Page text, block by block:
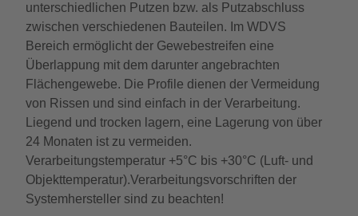
unterschiedlichen Putzen bzw. als Putzabschluss
zwischen verschiedenen Bauteilen. Im WDVS
Bereich ermöglicht der Gewebestreifen eine
Überlappung mit dem darunter angebrachten
Flächengewebe. Die Profile dienen der Vermeidung
von Rissen und sind einfach in der Verarbeitung.
Liegend und trocken lagern, eine Lagerung von über
24 Monaten ist zu vermeiden.
Verarbeitungstemperatur +5°C bis +30°C (Luft- und
Objekttemperatur).Verarbeitungsvorschriften der
Systemhersteller sind zu beachten!